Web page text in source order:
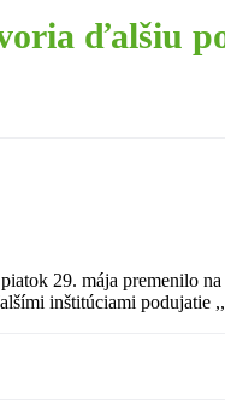
ďalšiu
na veľké detské mesto plné
inštitúciami podujatie